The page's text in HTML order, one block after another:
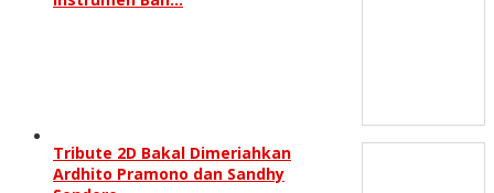
Tribute 2D Bakal Dimeriahkan
Ardhito Pramono dan Sandhy